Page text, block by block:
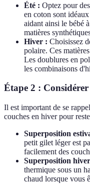
Été : Optez pour
en coton sont
aidant ainsi le bébé
matières
Hiver : Choisissez
polaire. Ces
Les doublures en
les combinaisons
Étape 2 :
Il est important de se
couches en hiver pour
Superposition
petit gilet léger est
facilement des
Superposition
thermique sous un
chaud lorsque vous